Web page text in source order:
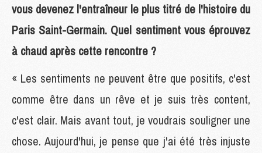
vous devenez l'entraîneur le plus titré de l'histoire du
Paris Saint-Germain. Quel sentiment vous éprouvez
à chaud après cette rencontre ?
« Les sentiments ne peuvent être que positifs, c'est
comme être dans un rêve et je suis très content,
c'est clair. Mais avant tout, je voudrais souligner une
chose. Aujourd'hui, je pense que j'ai été très injuste